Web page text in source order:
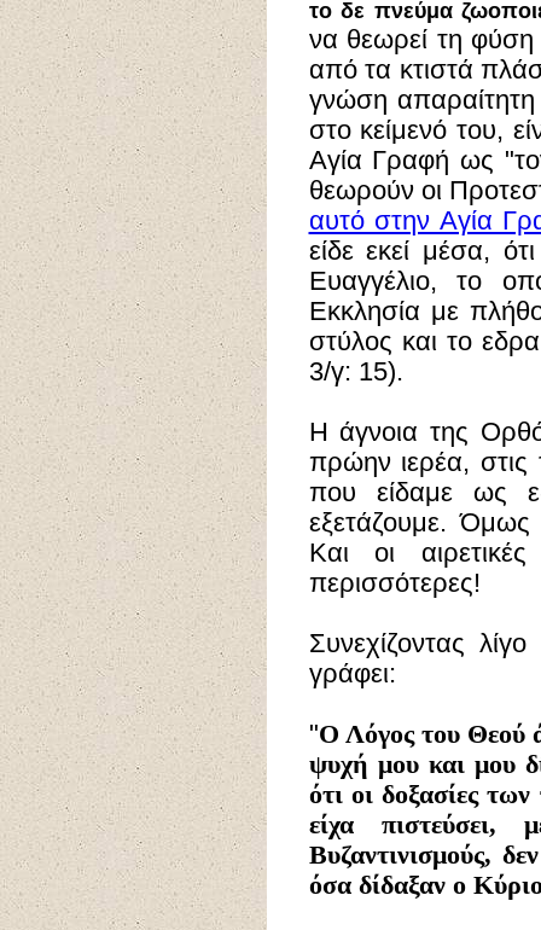
το δε πνεύμα
να θεωρεί τη
από τα κτιστά
γνώση
στο κείμενό του,
Αγία Γραφή ως
θεωρούν οι
αυτό στην Αγία
είδε εκεί μέσα,
Ευαγγέλιο, το
Εκκλησία με
στύλος και το
3/γ: 15).
Η άγνοια της
πρώην ιερέα, στις
που είδαμε ως
εξετάζουμε.
Και οι
περισσότερες!
Συνεχίζοντας
γράφει:
"Ο Λόγος του Θεού
ψυχή μου και μου
ότι οι δοξασίες
είχα
Βυζαντινισμούς,
όσα δίδαξαν ο